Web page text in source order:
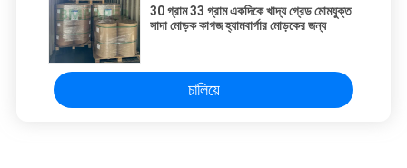
30 গ্রাম 33 গ্রাম একদিকে খাদ্য গ্রেড মোমযুক্ত
সাদা মোড়ক কাগজ হ্যামবার্গার মোড়কের জন্য
চালিয়ে